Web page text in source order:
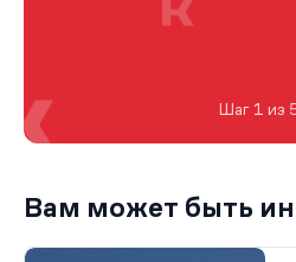
Шаг 1 из
Вам может быть